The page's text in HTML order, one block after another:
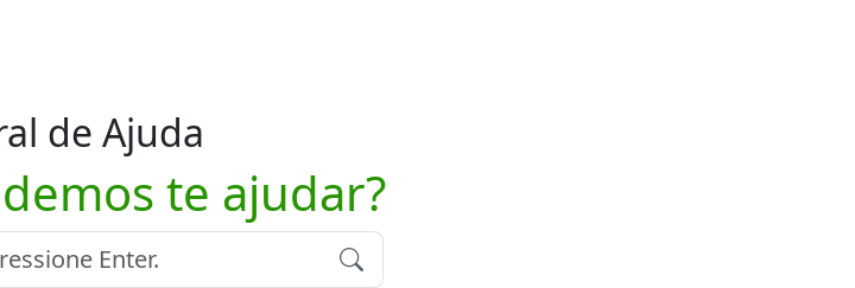
de Ajuda
te ajudar?